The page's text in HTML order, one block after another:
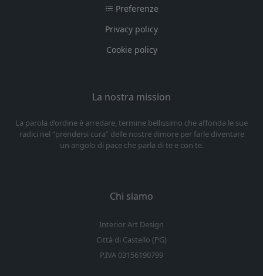
Preferenze
Privacy policy
Cookie policy
La nostra mission
La parola d’ordine è arredare, termine bellissimo che affonda le sue
radici nel “prendersi cura” delle nostre dimore per farle diventare
un angolo di pace che parla di te e con te.
Chi siamo
Interior Art Design
Città di Castello (PG)
P.IVA 03156190799